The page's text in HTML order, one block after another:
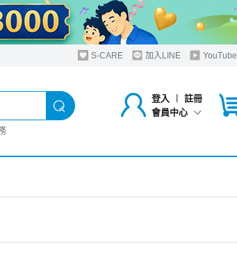
S-CARE 加入LINE YouTube
登入 ︱
註冊
會員中心